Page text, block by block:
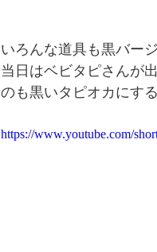
いろんな道具も黒バー
当日はベビタピさんが
のも黒いタピオカにす
https://www.youtube.com/